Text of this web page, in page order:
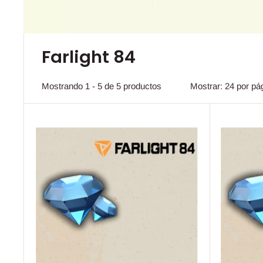
Farlight 84
Mostrando 1 - 5 de 5 productos Mostrar: 24 por